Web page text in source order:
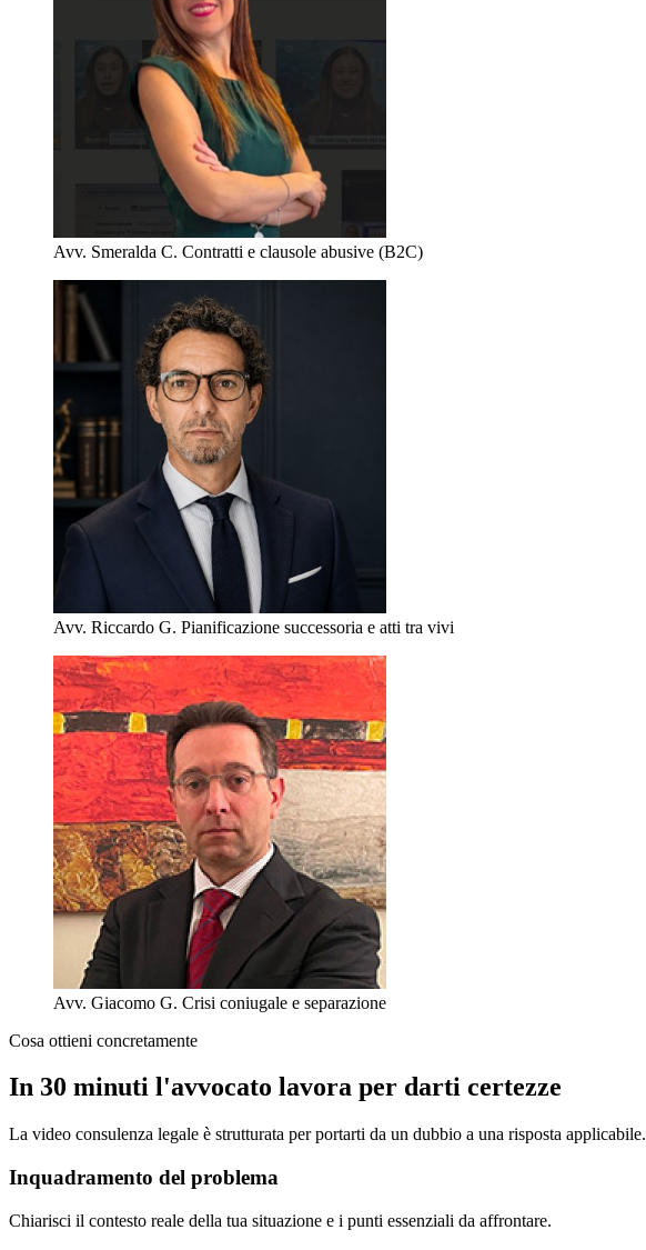
Avv. Smeralda C. Contratti e clausole abusive (B2C)
Avv. Riccardo G. Pianificazione successoria e atti tra vivi
Avv. Giacomo G. Crisi coniugale e separazione
Cosa ottieni concretamente
In 30 minuti l'avvocato lavora per darti certezze
La video consulenza legale è strutturata per portarti da un dubbio a una risposta applicabile.
Inquadramento del problema
Chiarisci il contesto reale della tua situazione e i punti essenziali da affrontare.